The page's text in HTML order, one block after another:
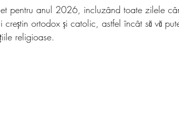
pentru anul 2026, incluzând toate zilele
ortodox și catolic, astfel încât să vă
religioase.